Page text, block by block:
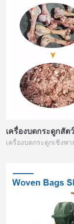
เครื่องบดกระดูกสัตว์
เครื่องบดกระดูกเชิง